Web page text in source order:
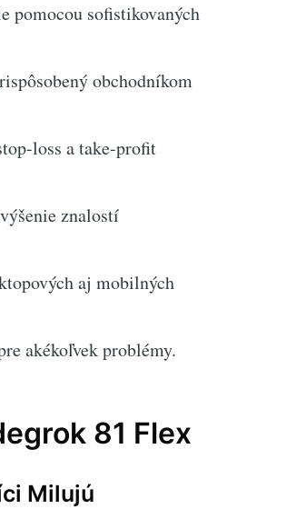
pomocou sofistikovaných
obchodníkom
loss a take-profit
znalostí
aj mobilných
akékoľvek problémy.
81 Flex
Milujú